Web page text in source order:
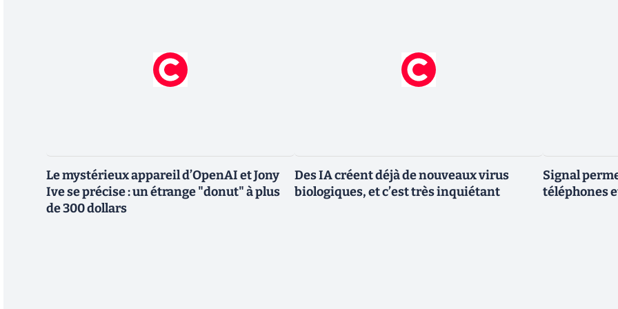
Le mystérieux appareil d’OpenAI et Jony
Ive se précise : un étrange "donut" à plus
de 300 dollars
Des IA créent déjà de nouveaux virus
biologiques, et c’est très inquiétant
Signal
téléphones